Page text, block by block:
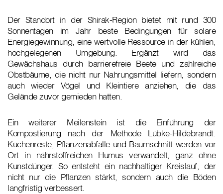
Der Standort in der Shirak-Region bietet mit rund 300
Sonnentagen im Jahr beste Bedingungen für solare
Energiegewinnung, eine wertvolle Ressource in der kühlen,
hochgelegenen Umgebung. Ergänzt wird das
Gewächshaus durch barrierefreie Beete und zahlreiche
Obstbäume, die nicht nur Nahrungsmittel liefern, sondern
auch wieder Vögel und Kleintiere anziehen, die das
Gelände zuvor gemieden hatten.
Ein weiterer Meilenstein ist die Einführung der
Kompostierung nach der Methode Lübke-Hildebrandt.
Küchenreste, Pflanzenabfälle und Baumschnitt werden vor
Ort in nährstoffreichen Humus verwandelt, ganz ohne
Kunstdünger. So entsteht ein nachhaltiger Kreislauf, der
nicht nur die Pflanzen stärkt, sondern auch die Böden
langfristig verbessert.